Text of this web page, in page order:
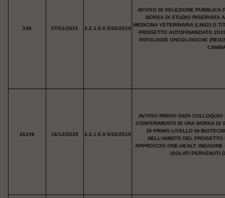
246 07/01/2021 3.2.1.0.0.0/20/2019
AVVISO DI SELEZIONE PUBBLICA
BORSA DI STUDIO RISERVATA
MEDICINA VETERINARIA (LM42) O
PROGETTO AUTOFINANZIATO
PATOLOGIE ONCOLOGICHE
26196 16/12/2020 3.2.1.0.0.0/26/2019
AVVISO RINVIO DATA
CONFERIMENTO DI UNA BORSA DI
DI PRIMO LIVELLO IN
NELL'AMBITO DEL
APPROCCIO ONE-HEALT:
ISOLATI PERVENUTI